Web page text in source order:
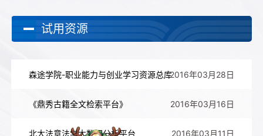
试用资源
森途学院-职业能力与创业学习资源总库2016年03月28日
《鼎秀古籍全文检索平台》 2016年03月16日
北大法意法学大数据分析平台 2016年03月11日